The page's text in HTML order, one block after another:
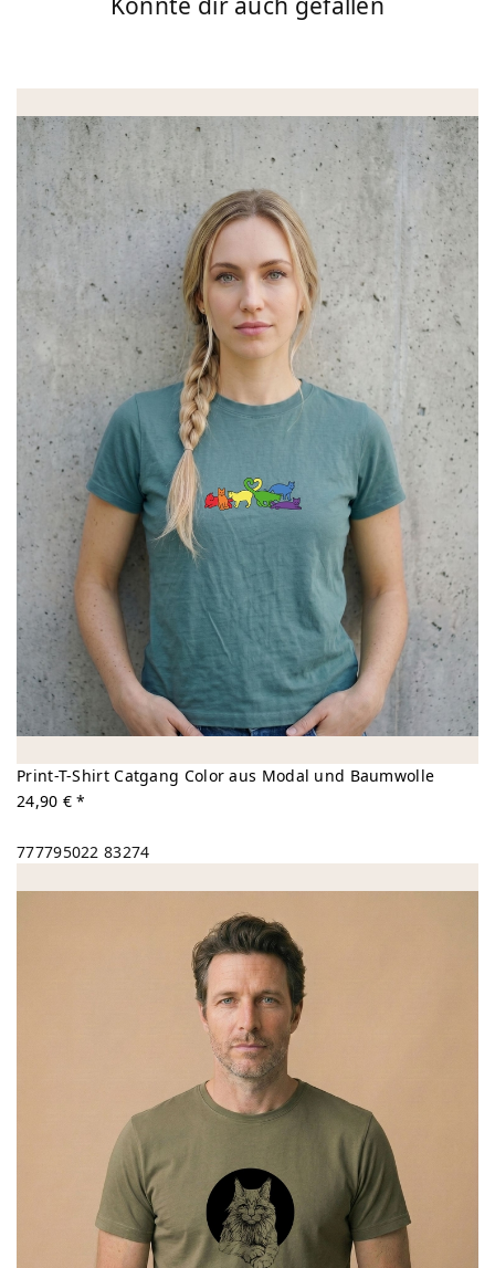
Print-T-Shirt Catgang Color aus Modal und Baumwolle
24,90 € *
777795022 83274